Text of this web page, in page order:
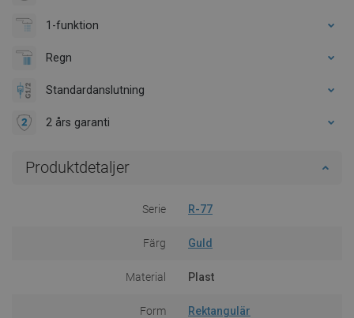
1-funktion
Regn
Standardanslutning
2 års garanti
Produktdetaljer
Serie R-77
Färg Guld
Material Plast
Form Rektangulär